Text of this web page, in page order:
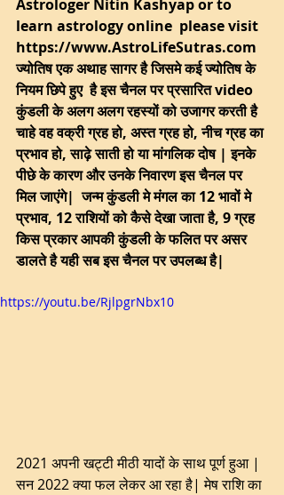
Astrologer Nitin Kashyap or to
learn astrology online  please visit
https://www.AstroLifeSutras.com
ज्योतिष एक अथाह सागर है जिसमे कई ज्योतिष के
नियम छिपे हुए  है इस चैनल पर प्रसारित video
कुंडली के अलग अलग रहस्यों को उजागर करती है
चाहे वह वक्री ग्रह हो, अस्त ग्रह हो, नीच ग्रह का
प्रभाव हो, साढ़े साती हो या मांगलिक दोष | इनके
पीछे के कारण और उनके निवारण इस चैनल पर
मिल जाएंगे|  जन्म कुंडली मे मंगल का 12 भावों मे
प्रभाव, 12 राशियों को कैसे देखा जाता है, 9 ग्रह
किस प्रकार आपकी कुंडली के फलित पर असर
डालते है यही सब इस चैनल पर उपलब्ध है|
https://youtu.be/RjlpgrNbx10
2021 अपनी खट्टी मीठी यादों के साथ पूर्ण हुआ |
सन 2022 क्या फल लेकर आ रहा है| मेष राशि का